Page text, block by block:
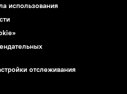
использования
отслеживания